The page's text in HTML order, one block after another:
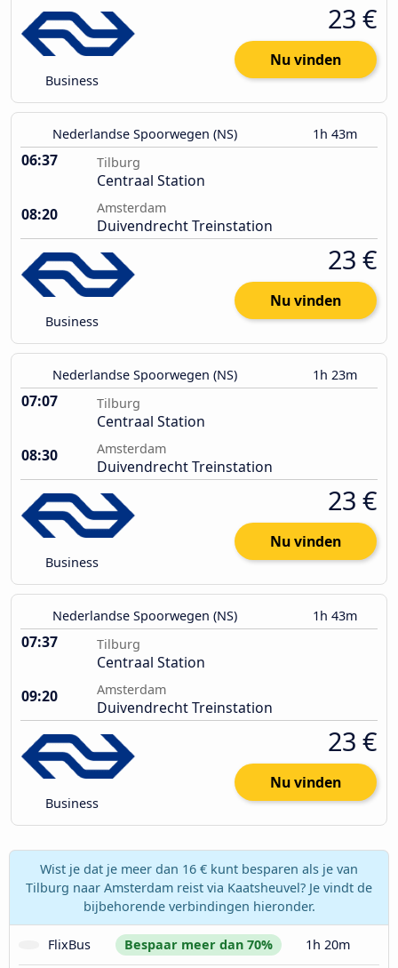
Business
23 €
Nu vinden
Nederlandse Spoorwegen (NS) 1h 43m
06:37 Tilburg
Centraal Station
08:20
Amsterdam
Duivendrecht Treinstation
Business
23 €
Nu vinden
Nederlandse Spoorwegen (NS) 1h 23m
07:07 Tilburg
Centraal Station
08:30
Amsterdam
Duivendrecht Treinstation
Business
23 €
Nu vinden
Nederlandse Spoorwegen (NS) 1h 43m
07:37 Tilburg
Centraal Station
09:20
Amsterdam
Duivendrecht Treinstation
Business
23 €
Nu vinden
Wist je dat je meer dan 16 € kunt besparen als je van
Tilburg naar Amsterdam reist via Kaatsheuvel? Je vindt de
bijbehorende verbindingen hieronder.
FlixBus Bespaar meer dan 70% 1h 20m